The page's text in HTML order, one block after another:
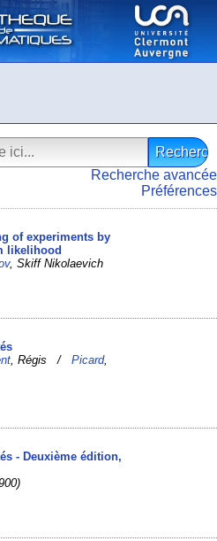
Recherche avancée
Préférences
of experiments by
likelihood
, Skiff Nikolaevich
, Régis /Picard,
- Deuxième édition,